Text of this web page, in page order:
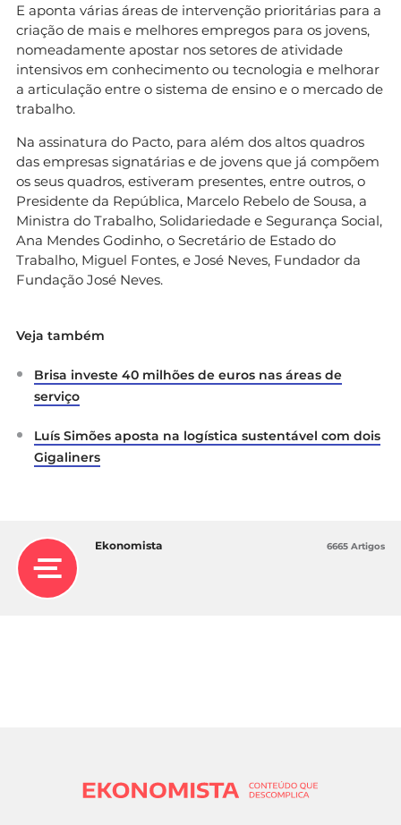
E aponta várias áreas de intervenção prioritárias para a
criação de mais e melhores empregos para os jovens,
nomeadamente apostar nos setores de atividade
intensivos em conhecimento ou tecnologia e melhorar
a articulação entre o sistema de ensino e o mercado de
trabalho.
Na assinatura do Pacto, para além dos altos quadros
das empresas signatárias e de jovens que já compõem
os seus quadros, estiveram presentes, entre outros, o
Presidente da República, Marcelo Rebelo de Sousa, a
Ministra do Trabalho, Solidariedade e Segurança Social,
Ana Mendes Godinho, o Secretário de Estado do
Trabalho, Miguel Fontes, e José Neves, Fundador da
Fundação José Neves.
Veja também
Brisa investe 40 milhões de euros nas áreas de
serviço
Luís Simões aposta na logística sustentável com dois
Gigaliners
Ekonomista 6665 Artigos